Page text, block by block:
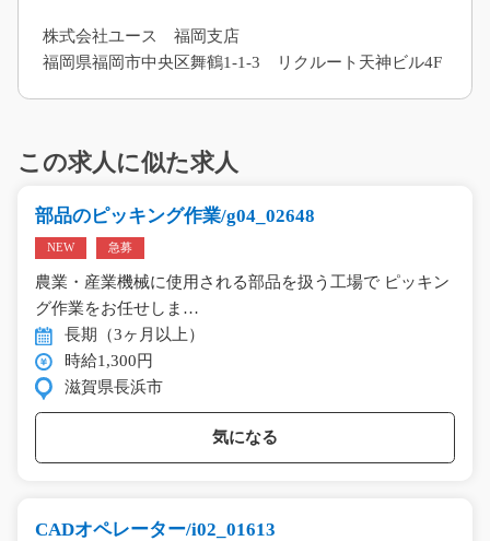
株式会社ユース 福岡支店
福岡県福岡市中央区舞鶴1-1-3 リクルート天神ビル4F
この求人に似た求人
部品のピッキング作業/g04_02648
NEW 急募
農業・産業機械に使用される部品を扱う工場で ピッキン
グ作業をお任せしま…
長期（3ヶ月以上）
時給1,300円
滋賀県長浜市
気になる
CADオペレーター/i02_01613